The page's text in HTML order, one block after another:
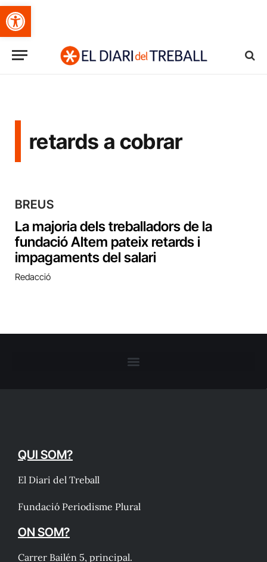
Obre la barra d'eines
retards a cobrar
BREUS
La majoria dels treballadors de la
fundació Altem pateix retards i
impagaments del salari
Redacció
QUI SOM?
El Diari del Treball
Fundació Periodisme Plural
ON SOM?
Carrer Bailén 5, principal.